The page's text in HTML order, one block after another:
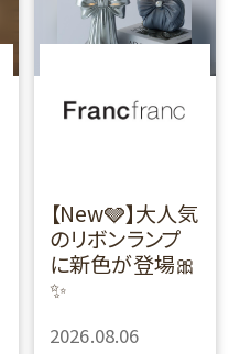
【New🩶】大人気
のリボンランプ
に新色が登場🎀
✨
2026.08.06